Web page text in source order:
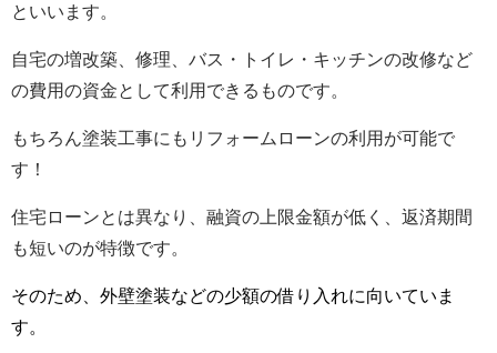
といいます。
自宅の増改築、修理、バス・トイレ・キッチンの改修など
の費用の資金として利用できるものです。
もちろん塗装工事にもリフォームローンの利用が可能で
す！
住宅ローンとは異なり、融資の上限金額が低く、返済期間
も短いのが特徴です。
そのため、外壁塗装などの少額の借り入れに向いていま
す。